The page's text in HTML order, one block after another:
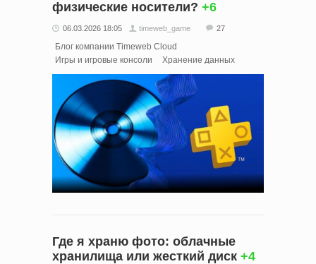
физические носители? +6
06.03.2026 18:05 timeweb_game 27
Блог компании Timeweb Cloud
Игры и игровые консоли
Хранение данных
Где я храню фото: облачные
хранилища или жесткий диск +4